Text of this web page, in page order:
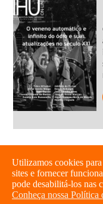
Utilizamos cookies
sites e fornecer
pode desabilitá-los nas
Conheça nossa Política